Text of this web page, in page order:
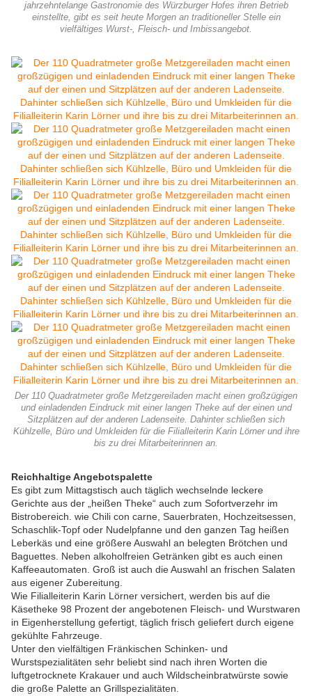
jahrzehntelange Gastronomie des Würzburger Hofes ihren Betrieb
einstellte, gibt es seit heute Morgen an traditioneller Stelle ein
vielfältiges Wurst-, Fleisch- und Imbissangebot.
Der 110 Quadratmeter große Metzgereiladen macht einen großzügigen
und einladenden Eindruck mit einer langen Theke auf der einen und
Sitzplätzen auf der anderen Ladenseite. Dahinter schließen sich
Kühlzelle, Büro und Umkleiden für die Filialleiterin Karin Lörner und ihre
bis zu drei Mitarbeiterinnen an.
Reichhaltige Angebotspalette
Es gibt zum Mittagstisch auch täglich wechselnde leckere
Gerichte aus der „heißen Theke“ auch zum Sofortverzehr im
Bistrobereich. wie Chili con carne, Sauerbraten, Hochzeitsessen,
Schaschlik-Topf oder Nudelpfanne und den ganzen Tag heißen
Leberkäs und eine größere Auswahl an belegten Brötchen und
Baguettes. Neben alkoholfreien Getränken gibt es auch einen
Kaffeeautomaten. Groß ist auch die Auswahl an frischen Salaten
aus eigener Zubereitung.
Wie Filialleiterin Karin Lörner versichert, werden bis auf die
Käsetheke 98 Prozent der angebotenen Fleisch- und Wurstwaren
in Eigenherstellung gefertigt, täglich frisch geliefert durch eigene
gekühlte Fahrzeuge.
Unter den vielfältigen Fränkischen Schinken- und
Wurstspezialitäten sehr beliebt sind nach ihren Worten die
luftgetrocknete Krakauer und auch Wildscheinbratwürste sowie
die große Palette an Grillspezialitäten.